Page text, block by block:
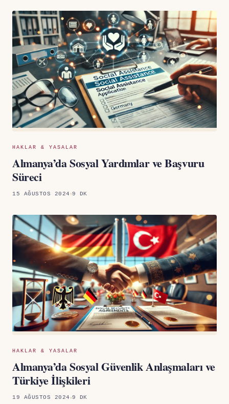
HAKLAR & YASALAR
Almanya’da Sosyal Yardımlar ve Başvuru
Süreci
15 AĞUSTOS 2024 9 DK
HAKLAR & YASALAR
Almanya’da Sosyal Güvenlik Anlaşmaları ve
Türkiye İlişkileri
19 AĞUSTOS 2024 9 DK